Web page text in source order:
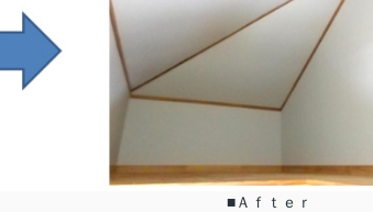
Ａｆｔｅｒ